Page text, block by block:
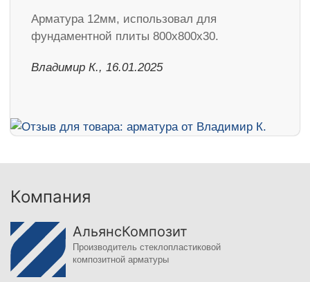
Арматура 12мм, использовал для
фундаментной плиты 800х800х30.
Владимир К., 16.01.2025
Компания
АльянсКомпозит
Производитель стеклопластиковой
композитной арматуры